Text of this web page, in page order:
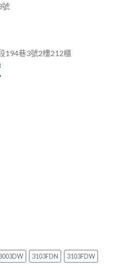
號
194巷3號2樓212櫃
3103FDN 3103FDW